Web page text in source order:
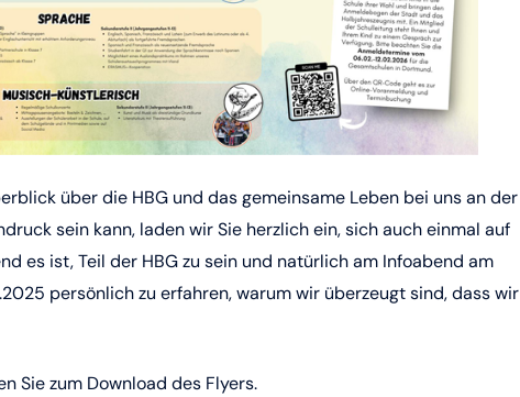
über die HBG und das gemeinsame Leben bei uns an der
sein kann, laden wir Sie herzlich ein, sich auch einmal auf
es ist, Teil der HBG zu sein und natürlich am Infoabend am
persönlich zu erfahren, warum wir überzeugt sind, dass wir
Sie zum Download des Flyers.